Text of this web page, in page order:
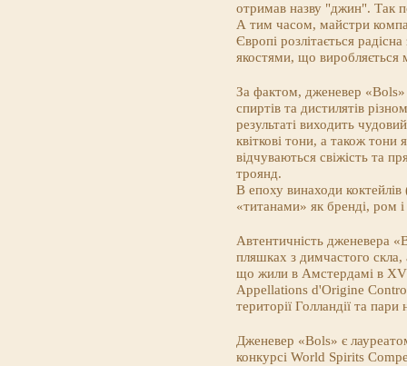
отримав назву "джин". Так
А тим часом, майстри
Європі розлітається
якостями, що виробляється
За фактом, дженевер «Bols»
спиртів та дистилятів
результаті виходить
квіткові тони, а також
відчуваються свіжість та
троянд.
В епоху винаходи
«титанами» як бренді, ром і
Автентичність дженевера
пляшках з димчастого
що жили в Амстердамі в
Appellations d'Origine
території Голландії та
Дженевер «Bols» є
конкурсі World Spirits